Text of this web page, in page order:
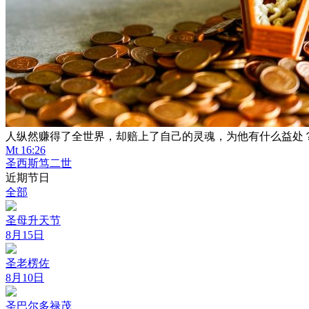
人纵然赚得了全世界，却赔上了自己的灵魂，为他有什么益处
Mt 16:26
圣西斯笃二世
近期节日
全部
圣母升天节
8月15日
圣老楞佐
8月10日
圣巴尔多禄茂